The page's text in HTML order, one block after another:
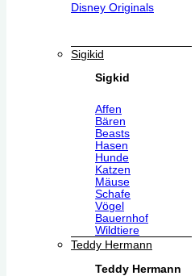
Disney Originals
Sigikid
Sigkid
Affen
Bären
Beasts
Hasen
Hunde
Katzen
Mäuse
Schafe
Vögel
Bauernhof
Wildtiere
Teddy Hermann
Teddy Hermann